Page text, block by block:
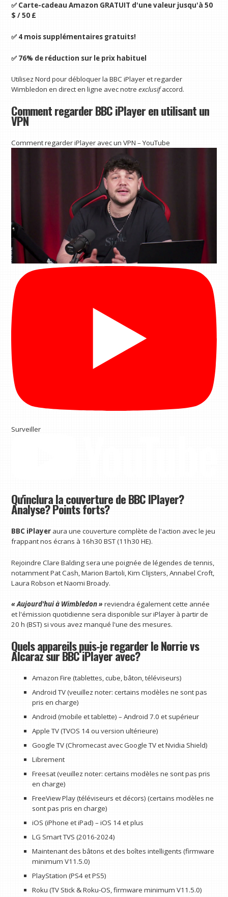
✅ Carte-cadeau Amazon GRATUIT d'une valeur jusqu'à 50
$ / 50 £
✅ 4 mois supplémentaires gratuits!
✅ 76% de réduction sur le prix habituel
Utilisez Nord pour débloquer la BBC iPlayer et regarder
Wimbledon en direct en ligne avec notreexclusifaccord.
Comment regarder BBC iPlayer en utilisant un
VPN
Comment regarder iPlayer avec un VPN – YouTube
Surveiller
Qu'inclura la couverture de BBC IPlayer?
Analyse? Points forts?
BBC iPlayer aura une couverture complète de l'action avec le jeu
frappant nos écrans à 16h30 BST (11h30 HE).
Rejoindre Clare Balding sera une poignée de légendes de tennis,
notamment Pat Cash, Marion Bartoli, Kim Clijsters, Annabel Croft,
Laura Robson et Naomi Broady.
« Aujourd'hui à Wimbledon » reviendra également cette année
et l'émission quotidienne sera disponible sur iPlayer à partir de
20 h (BST) si vous avez manqué l'une des mesures.
Quels appareils puis-je regarder le Norrie vs
Alcaraz sur BBC iPlayer avec?
Amazon Fire (tablettes, cube, bâton, téléviseurs)
Android TV (veuillez noter: certains modèles ne sont pas
pris en charge)
Android (mobile et tablette) – Android 7.0 et supérieur
Apple TV (TVOS 14 ou version ultérieure)
Google TV (Chromecast avec Google TV et Nvidia Shield)
Librement
Freesat (veuillez noter: certains modèles ne sont pas pris
en charge)
FreeView Play (téléviseurs et décors) (certains modèles ne
sont pas pris en charge)
iOS (iPhone et iPad) – iOS 14 et plus
LG Smart TVS (2016-2024)
Maintenant des bâtons et des boîtes intelligents (firmware
minimum V11.5.0)
PlayStation (PS4 et PS5)
Roku (TV Stick & Roku-OS, firmware minimum V11.5.0)